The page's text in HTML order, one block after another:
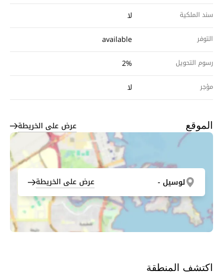
سند الملكية لا
التوفر available
رسوم التحويل 2%
مؤجر لا
الموقع عرض على الخريطة
لوسيل - عرض على الخريطة
اكتشف المنطقة